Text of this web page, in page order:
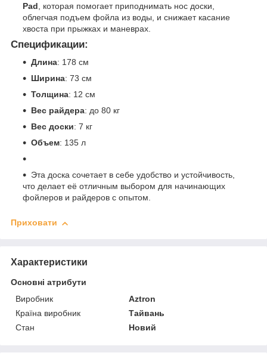
Pad , которая помогает приподнимать нос доски,
облегчая подъем фойла из воды, и снижает касание
хвоста при прыжках и маневрах.
Спецификации:
Длина: 178 см
Ширина: 73 см
Толщина: 12 см
Вес райдера: до 80 кг
Вес доски: 7 кг
Объем: 135 л
Эта доска сочетает в себе удобство и устойчивость,
что делает её отличным выбором для начинающих
фойлеров и райдеров с опытом.
Приховати
Характеристики
Основні атрибути
Виробник
Aztron
Країна виробник
Тайвань
Стан
Новий